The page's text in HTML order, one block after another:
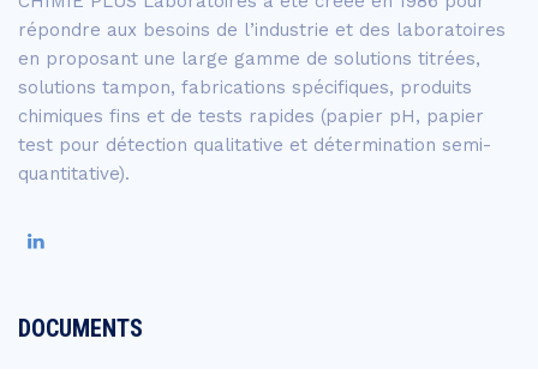
répondre aux besoins de l’industrie et des laboratoires
en proposant une large gamme de solutions titrées,
solutions tampon, fabrications spécifiques, produits
chimiques fins et de tests rapides (papier pH, papier
test pour détection qualitative et détermination semi-
quantitative).
DOCUMENTS